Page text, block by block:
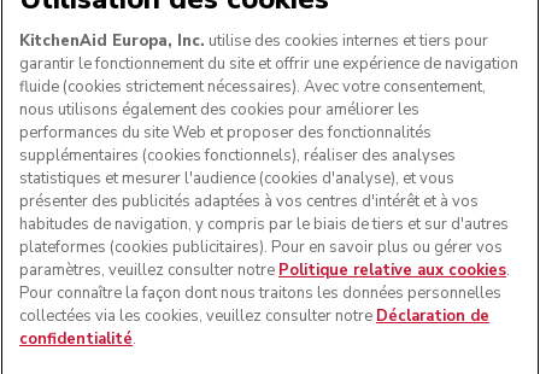
SUIVEZ-NOUS
KitchenAid Europa, Inc. utilise des cookies internes et tiers pour
garantir le fonctionnement du site et offrir une expérience de navigation
fluide (cookies strictement nécessaires). Avec votre consentement,
nous utilisons également des cookies pour améliorer les
performances du site Web et proposer des fonctionnalités
supplémentaires (cookies fonctionnels), réaliser des analyses
statistiques et mesurer l'audience (cookies d'analyse), et vous
présenter des publicités adaptées à vos centres d'intérêt et à vos
habitudes de navigation, y compris par le biais de tiers et sur d'autres
plateformes (cookies publicitaires). Pour en savoir plus ou gérer vos
paramètres, veuillez consulter notre Politique relative aux cookies.
Pour connaître la façon dont nous traitons les données personnelles
collectées via les cookies, veuillez consulter notre Déclaration de
confidentialité.